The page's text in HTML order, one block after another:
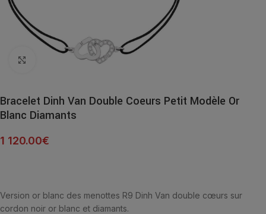
Click to enlarge
Bracelet Dinh Van Double Coeurs Petit Modèle Or
Blanc Diamants
1 120.00€
Version or blanc des menottes R9 Dinh Van double cœurs sur
cordon noir or blanc et diamants.